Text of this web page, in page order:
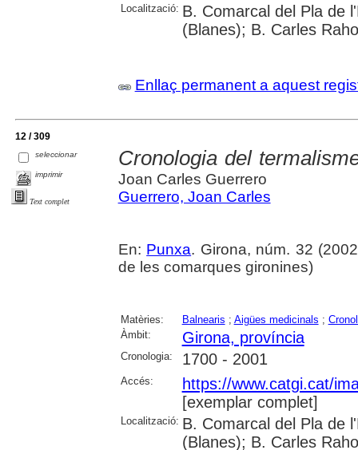
Localització: B. Comarcal del Pla de
(Blanes); B. Carles
Enllaç permanent a aquest
12 / 309
seleccionar
imprimir
Text complet
Cronologia del
Joan Carles Guerrero
Guerrero, Joan Carles
En: Punxa. Girona, núm. 32
de les comarques gironines)
Matèries: Balnearis ; Aigües medicinals ;
Àmbit:
Girona, província
Cronologia: 1700 - 2001
Accés:
https://www.catgi.cat/
[exemplar complet]
Localització: B. Comarcal del Pla de
(Blanes); B. Carles